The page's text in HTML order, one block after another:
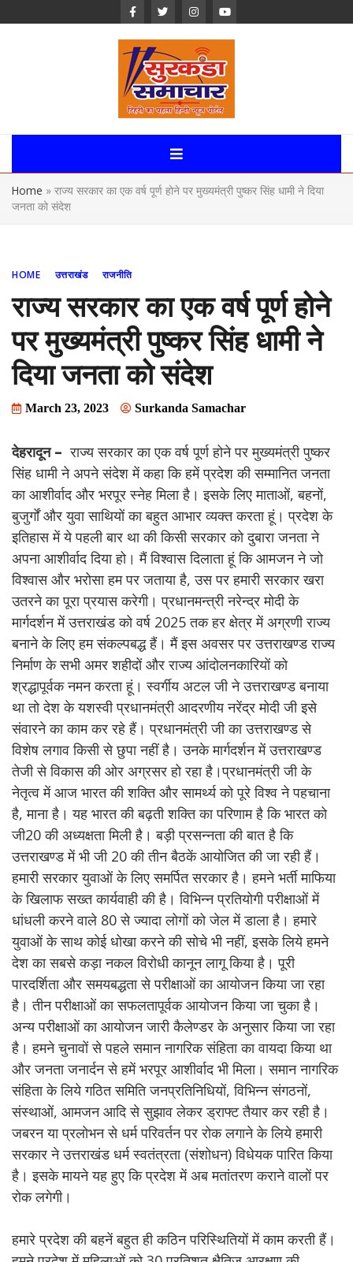
Surkanda
Samachar:
Uttarakhand,
Home » राज्य सरकार का एक वर्ष पूर्ण होने पर मुख्यमंत्री पुष्कर सिंह धामी ने दिया
जनता को संदेश
HOME उत्तराखंड राजनीति
राज्य सरकार का एक वर्ष पूर्ण होने
पर मुख्यमंत्री पुष्कर सिंह धामी ने
दिया जनता को संदेश
March 23, 2023 Surkanda Samachar
देहरादून –राज्य सरकार का एक वर्ष पूर्ण होने पर मुख्यमंत्री पुष्कर
सिंह धामी ने अपने संदेश में कहा कि हमें प्रदेश की सम्मानित जनता
का आशीर्वाद और भरपूर स्नेह मिला है। इसके लिए माताओं, बहनों,
बुजुर्गों और युवा साथियों का बहुत आभार व्यक्त करता हूं। प्रदेश के
इतिहास में ये पहली बार था की किसी सरकार को दुबारा जनता ने
अपना आशीर्वाद दिया हो। मैं विश्वास दिलाता हूं कि आमजन ने जो
विश्वास और भरोसा हम पर जताया है, उस पर हमारी सरकार खरा
उतरने का पूरा प्रयास करेगी। प्रधानमन्त्री नरेन्द्र मोदी के
मार्गदर्शन में उत्तराखंड को वर्ष 2025 तक हर क्षेत्र में अग्रणी राज्य
बनाने के लिए हम संकल्पबद्ध हैं। मैं इस अवसर पर उत्तराखण्ड राज्य
निर्माण के सभी अमर शहीदों और राज्य आंदोलनकारियों को
श्रद्धापूर्वक नमन करता हूं। स्वर्गीय अटल जी ने उत्तराखण्ड बनाया
था तो देश के यशस्वी प्रधानमंत्री आदरणीय नरेंद्र मोदी जी इसे
संवारने का काम कर रहे हैं। प्रधानमंत्री जी का उत्तराखण्ड से
विशेष लगाव किसी से छुपा नहीं है। उनके मार्गदर्शन में उत्तराखण्ड
तेजी से विकास की ओर अग्रसर हो रहा है।प्रधानमंत्री जी के
नेतृत्व में आज भारत की शक्ति और सामर्थ्य को पूरे विश्व ने पहचाना
है, माना है। यह भारत की बढ़ती शक्ति का परिणाम है कि भारत को
जी20 की अध्यक्षता मिली है। बड़ी प्रसन्नता की बात है कि
उत्तराखण्ड में भी जी 20 की तीन बैठकें आयोजित की जा रही हैं।
हमारी सरकार युवाओं के लिए समर्पित सरकार है। हमने भर्ती माफिया
के खिलाफ सख्त कार्यवाही की है। विभिन्न प्रतियोगी परीक्षाओं में
धांधली करने वाले 80 से ज्यादा लोगों को जेल में डाला है। हमारे
युवाओं के साथ कोई धोखा करने की सोचे भी नहीं, इसके लिये हमने
देश का सबसे कड़ा नकल विरोधी कानून लागू किया है। पूरी
पारदर्शिता और समयबद्धता से परीक्षाओं का आयोजन किया जा रहा
है। तीन परीक्षाओं का सफलतापूर्वक आयोजन किया जा चुका है।
अन्य परीक्षाओं का आयोजन जारी कैलेण्डर के अनुसार किया जा रहा
है। हमने चुनावों से पहले समान नागरिक संहिता का वायदा किया था
और जनता जनार्दन से हमें भरपूर आशीर्वाद भी मिला। समान नागरिक
संहिता के लिये गठित समिति जनप्रतिनिधियों, विभिन्न संगठनों,
संस्थाओं, आमजन आदि से सुझाव लेकर ड्राफ्ट तैयार कर रही है।
जबरन या प्रलोभन से धर्म परिवर्तन पर रोक लगाने के लिये हमारी
सरकार ने उत्तराखंड धर्म स्वतंत्रता (संशोधन) विधेयक पारित किया
है। इसके मायने यह हुए कि प्रदेश में अब मतांतरण कराने वालों पर
रोक लगेगी।
हमारे प्रदेश की बहनें बहुत ही कठिन परिस्थितियों में काम करती हैं।